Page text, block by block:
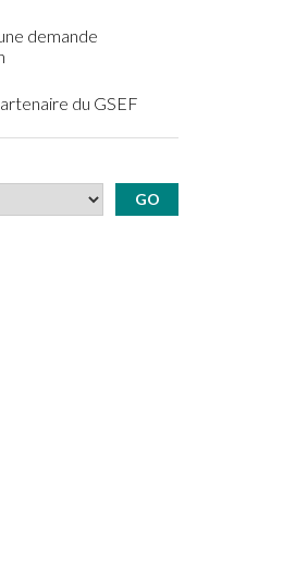
demande
du GSEF